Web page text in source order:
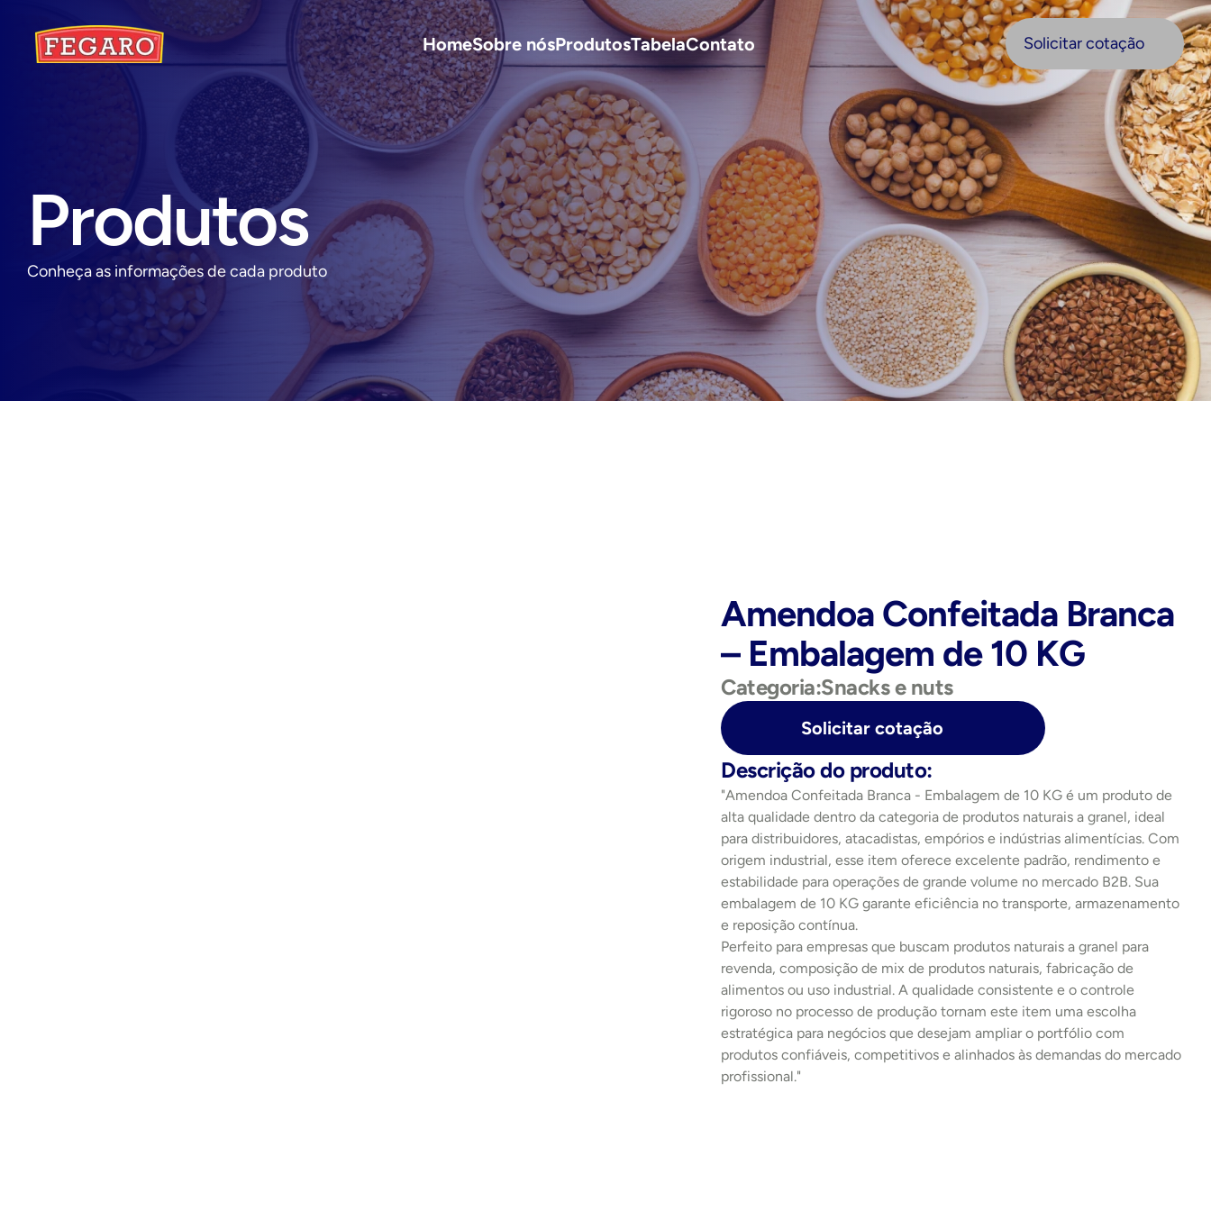
HomeSobre nósProdutosTabelaContato Solicitar cotação
Solicitar cotação
Produtos
Conheça as informações de cada produto
Amendoa Confeitada Branca
– Embalagem de 10 KG
Categoria:Snacks e nuts
Solicitar cotação
Descrição do produto:
"Amendoa Confeitada Branca - Embalagem de 10 KG é um produto de
alta qualidade dentro da categoria de produtos naturais a granel, ideal
para distribuidores, atacadistas, empórios e indústrias alimentícias. Com
origem industrial, esse item oferece excelente padrão, rendimento e
estabilidade para operações de grande volume no mercado B2B. Sua
embalagem de 10 KG garante eficiência no transporte, armazenamento
e reposição contínua.
Perfeito para empresas que buscam produtos naturais a granel para
revenda, composição de mix de produtos naturais, fabricação de
alimentos ou uso industrial. A qualidade consistente e o controle
rigoroso no processo de produção tornam este item uma escolha
estratégica para negócios que desejam ampliar o portfólio com
produtos confiáveis, competitivos e alinhados às demandas do mercado
profissional."